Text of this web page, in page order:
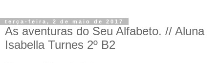
terça-feira, 2 de maio de 2017
As aventuras do Seu Alfabeto. // Aluna
Isabella Turnes 2º B2